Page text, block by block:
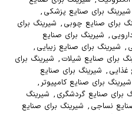
شیرینگ برای صنایع پزشکی ,
برای صنایع چوبی , شیرینگ برای
, شیرینگ برای صنایع
, شیرینگ برای صنایع زیبایی ,
برای صنایع شیلات , شیرینگ برای
غذایی , شیرینگ برای صنایع
شیرینگ برای صنایع کامپیوتر,
برای صنایع گردشگری , شیرینگ
نساجی , شیرینگ برای صنایع